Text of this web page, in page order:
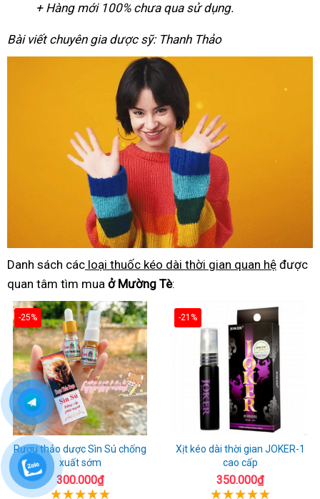
+ Hàng mới 100% chưa qua sử dụng.
Bài viết chuyên gia dược sỹ: Thanh Thảo
Danh sách các loại thuốc kéo dài thời gian quan hệ được
quan tâm tìm mua ở Mường Tè:
-25%
Rượu thảo dược Sìn Sú chống
xuất sớm
300.000₫
-21%
Xịt kéo dài thời gian JOKER-1
cao cấp
350.000₫